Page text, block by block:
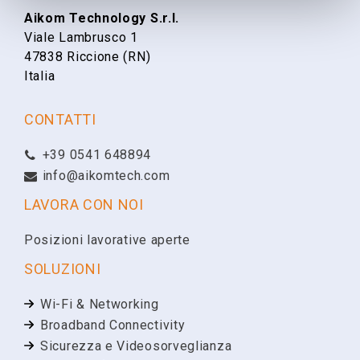
Cognome
Aikom Technology S.r.l.
Viale Lambrusco 1
47838 Riccione (RN)
Italia
CONTATTI
+39 0541 648894
info@aikomtech.com
LAVORA CON NOI
Posizioni lavorative aperte
SOLUZIONI
Wi-Fi & Networking
Broadband Connectivity
Sicurezza e Videosorveglianza